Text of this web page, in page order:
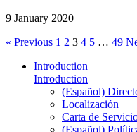
9 January 2020
« Previous 1 2 3 4 5 … 49
Introduction
Introduction
(Español)
Localización
Carta de
(Español)